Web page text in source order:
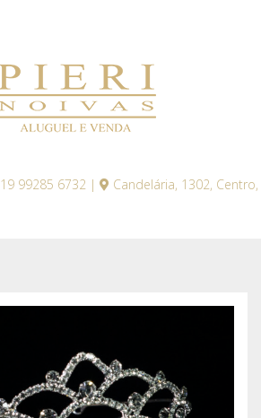
19 99285 6732 | Candelária, 1302,